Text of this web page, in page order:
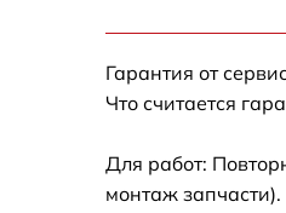
Устранение
Гарантия от
Что считается
Для работ:
монтаж запчасти).